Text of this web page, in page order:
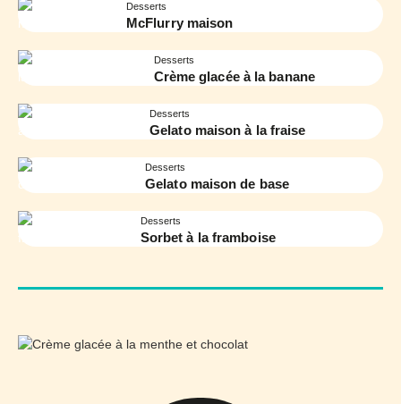
Desserts
McFlurry maison
Desserts
Crème glacée à la banane
Desserts
Gelato maison à la fraise
Desserts
Gelato maison de base
Desserts
Sorbet à la framboise